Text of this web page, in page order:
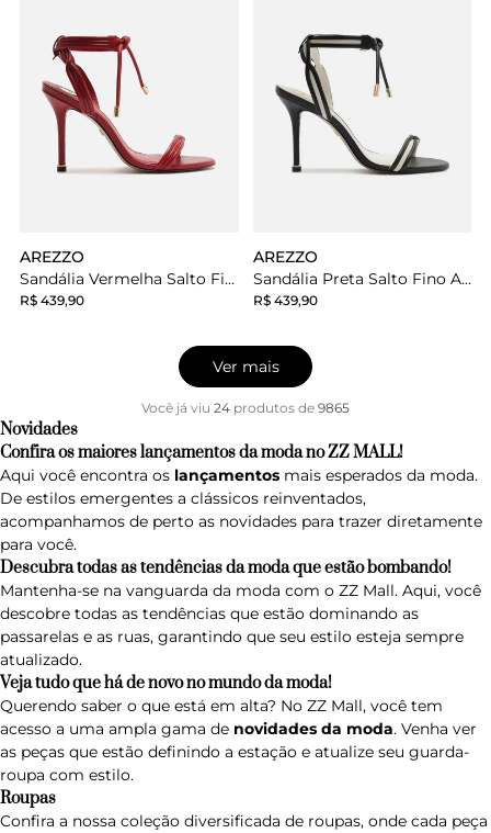
AREZZO
Sandália Vermelha Salto Fino Amarração
R$ 439,90
AREZZO
Sandália Preta Salto Fino Amarração
R$ 439,90
Ver mais
Você já viu 24 produtos de 9865
Novidades
Confira os maiores lançamentos da moda no ZZ MALL!
Aqui você encontra os lançamentos mais esperados da moda.
De estilos emergentes a clássicos reinventados,
acompanhamos de perto as novidades para trazer diretamente
para você.
Descubra todas as tendências da moda que estão bombando!
Mantenha-se na vanguarda da moda com o ZZ Mall. Aqui, você
descobre todas as tendências que estão dominando as
passarelas e as ruas, garantindo que seu estilo esteja sempre
atualizado.
Veja tudo que há de novo no mundo da moda!
Querendo saber o que está em alta? No ZZ Mall, você tem
acesso a uma ampla gama de novidades da moda. Venha ver
as peças que estão definindo a estação e atualize seu guarda-
roupa com estilo.
Roupas
Confira a nossa coleção diversificada de roupas, onde cada peça